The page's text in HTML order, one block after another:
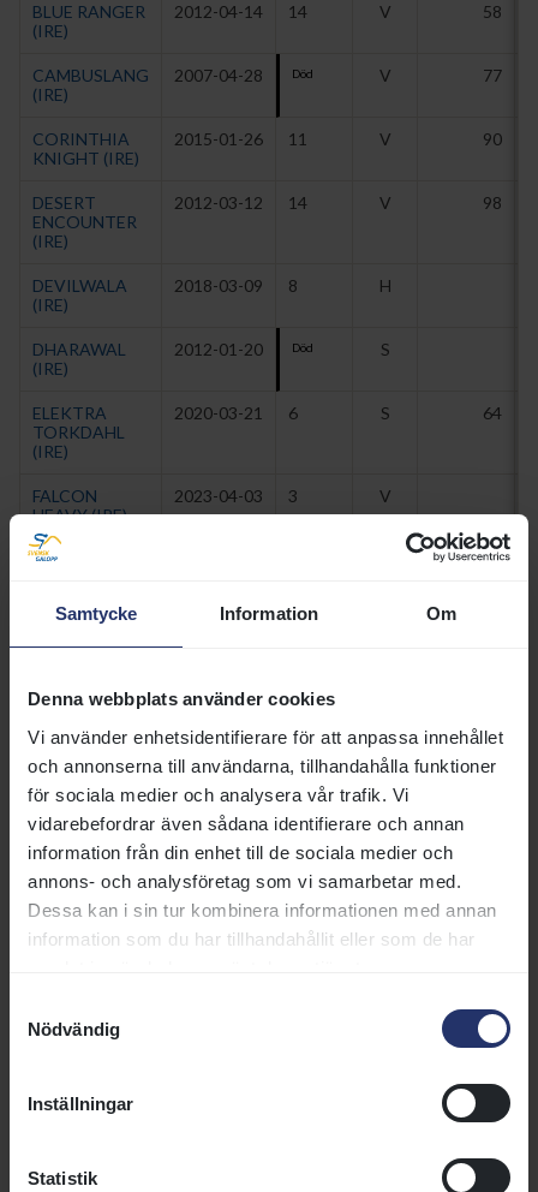
Samtycke Information Om
Denna webbplats använder cookies
Vi använder enhetsidentifierare för att anpassa innehållet
och annonserna till användarna, tillhandahålla funktioner
för sociala medier och analysera vår trafik. Vi
vidarebefordrar även sådana identifierare och annan
information från din enhet till de sociala medier och
annons- och analysföretag som vi samarbetar med.
Dessa kan i sin tur kombinera informationen med annan
information som du har tillhandahållit eller som de har
Nödvändig
Inställningar
Statistik
BLUE RANGER
(IRE)
2012-04-14 14 V 58
CAMBUSLANG
(IRE)
2007-04-28 Död V 77
CORINTHIA
KNIGHT (IRE)
2015-01-26 11 V 90
DESERT
ENCOUNTER
(IRE)
2012-03-12 14 V 98
DEVILWALA
(IRE)
2018-03-09 8 H
DHARAWAL
(IRE)
2012-01-20 Död S
ELEKTRA
TORKDAHL
(IRE)
2020-03-21 6 S 64
FALCON
HEAVY (IRE)
2023-04-03 3 V
GIFTED
GOLDEN
MIND (IRE)
2021-01-29 5
ALBATRAOZ
INDIAN WAR
CHIEF (IRE)
2001-03-09 Död H 79
INDIBRAUN
(IRE)
2002-04-09 Död V
DANCER (IRE)
2013-03-08
KARALIENE
86
(IRE)
78